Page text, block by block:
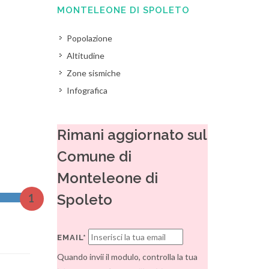
1
MONTELEONE DI SPOLETO
Popolazione
Altitudine
Zone sismiche
Infografica
Rimani aggiornato sul
Comune di
Monteleone di
Spoleto
EMAIL*
Quando invii il modulo, controlla la tua